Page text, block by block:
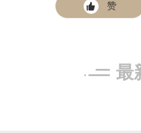
赞
最